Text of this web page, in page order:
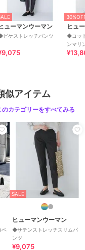
ル
/ テー
ューマンウーマン
ピケストレッチパンツ
ヒュ
◆コッ
ンマリ
似アイテム
のカテゴリーをすべてみる
ペ
SALE
ヒューマンウーマン
◆サテンストレッチスリムパ
ンツ
¥9,075